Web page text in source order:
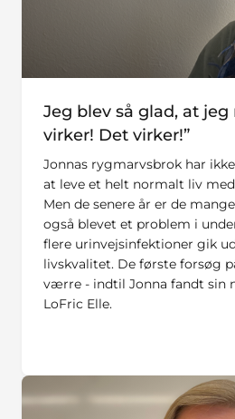
Jeg blev så glad, at jeg
virker! Det virker!”
Jonnas rygmarvsbrok har
at leve et helt normalt liv
Men de senere år er de
også blevet et problem i
flere urinvejsinfektioner gik
livskvalitet. De første forsøg
værre - indtil Jonna fandt sin
LoFric Elle.